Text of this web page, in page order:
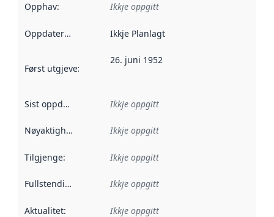
Opphav: Ikkje oppgitt
Oppdateringsfrekvens :
Ikkje Planlagt
Først utgjeve: Denne datoen seier når dataa i dette
26. juni 1952
Sist oppdatert Ikkje oppgitt
Nøyaktigheit Ikkje oppgitt
Tilgjenge: Ikkje oppgitt
Fullstendigheit Ikkje oppgitt
Aktualitet: Ikkje oppgitt